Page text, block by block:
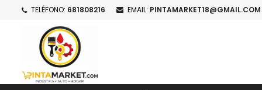
TELÉFONO: 681808216 EMAIL: PINTAMARKET18@GMAIL.COM